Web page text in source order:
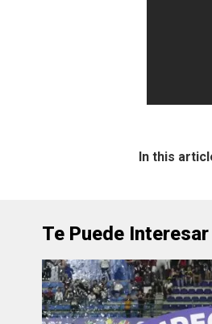
In this
Te Puede Interesar